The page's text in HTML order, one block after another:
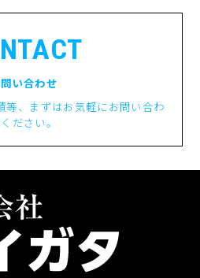
い合わせ
等、まずはお気軽にお問い合わ
ださい。